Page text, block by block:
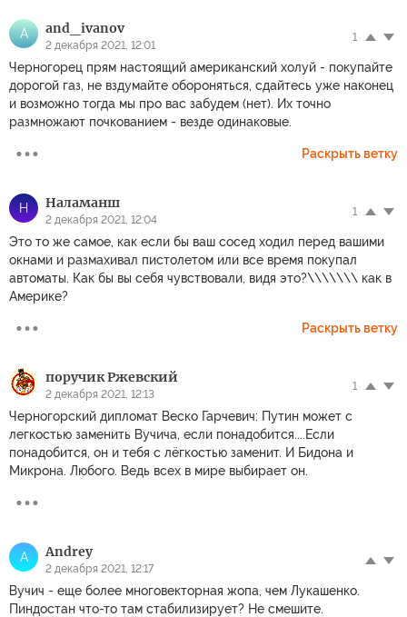
A and_ivanov
2 декабря 2021, 12:01
1
Черногорец прям настоящий американский холуй - покупайте
дорогой газ, не вздумайте обороняться, сдайтесь уже наконец
и возможно тогда мы про вас забудем (нет). Их точно
размножают почкованием - везде одинаковые.
Раскрыть ветку
Н Наламанш
2 декабря 2021, 12:04
1
Это то же самое, как если бы ваш сосед ходил перед вашими
окнами и размахивал пистолетом или все время покупал
автоматы. Как бы вы себя чувствовали, видя это?\\\\\\\ как в
Америке?
Раскрыть ветку
поручик Ржевский
2 декабря 2021, 12:13
1
Черногорский дипломат Веско Гарчевич: Путин может с
легкостью заменить Вучича, если понадобится....Если
понадобится, он и тебя с лёгкостью заменит. И Бидона и
Микрона. Любого. Ведь всех в мире выбирает он.
A Andrey
2 декабря 2021, 12:17
Вучич - еще более многовекторная жопа, чем Лукашенко.
Пиндостан что-то там стабилизирует? Не смешите.